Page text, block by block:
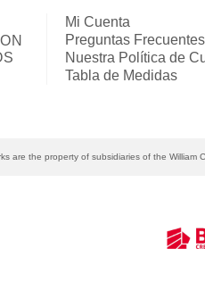
Mi Cuenta
Preguntas Frecuentes
Nuestra Política de
Tabla de Medidas
are the property of subsidiaries of the William